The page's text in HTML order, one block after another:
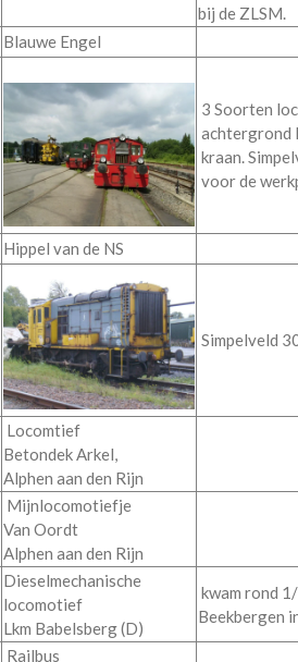
bij de ZLSM.
Blauwe Engel
3 Soorten
achtergrond
kraan.
voor de
Hippel van de NS
Simpelveld
Locomtief
Betondek Arkel,
Alphen aan den Rijn
Mijnlocomotiefje
Van Oordt
Alphen aan den Rijn
Dieselmechanische
locomotief
Lkm Babelsberg (D)
kwam rond
Beekbergen
Railbus